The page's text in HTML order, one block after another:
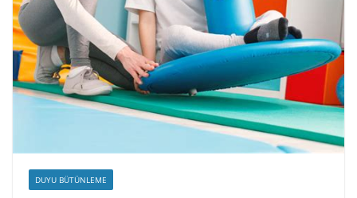
DUYU BÜTÜNLEME